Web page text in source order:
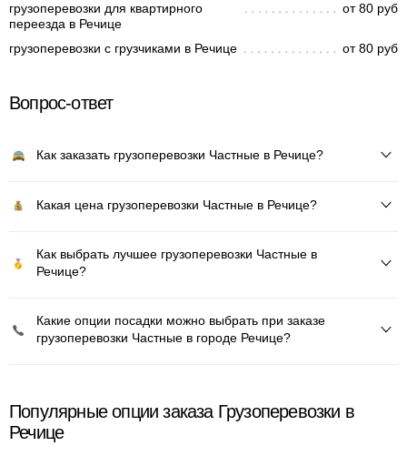
грузоперевозки для квартирного
переезда в Речице
от 80 руб
грузоперевозки с грузчиками в Речице от 80 руб
Вопрос-ответ
Как заказать грузоперевозки Частные в Речице?
Какая цена грузоперевозки Частные в Речице?
Как выбрать лучшее грузоперевозки Частные в
Речице?
Какие опции посадки можно выбрать при заказе
грузоперевозки Частные в городе Речице?
Популярные опции заказа Грузоперевозки в
Речице